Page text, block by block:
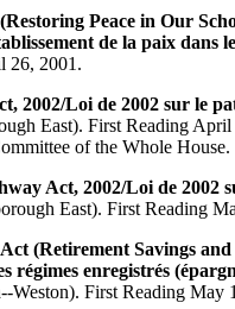
Peace in Our
de la paix dans
26, 2001.
2002/Loi de 2002 sur le
East). First Reading
of the Whole House.
Act, 2002/Loi de 2002
East). First Reading
(Retirement Savings
régimes enregistrés
Weston). First Reading May